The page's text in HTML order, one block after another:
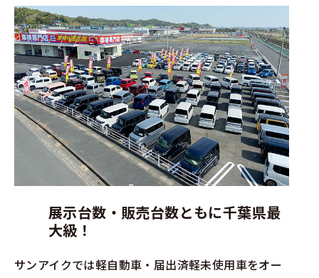
展示台数・販売台数ともに千葉県最
大級！
サンアイクでは軽自動車・届出済軽未使用車をオー